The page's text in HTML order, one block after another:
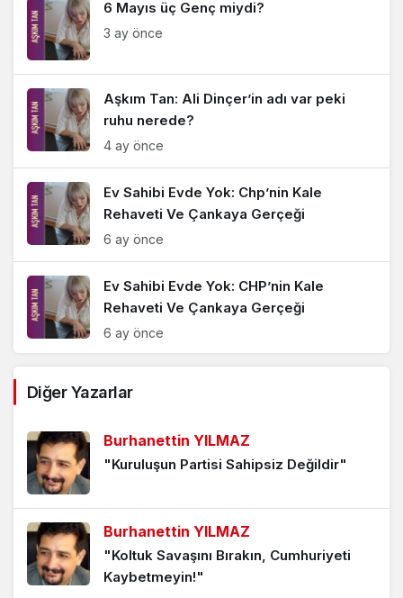
6 Mayıs üç Genç miydi?
3 ay önce
Aşkım Tan: Ali Dinçer’in adı var peki
ruhu nerede?
4 ay önce
Ev Sahibi Evde Yok: Chp’nin Kale
Rehaveti Ve Çankaya Gerçeği
6 ay önce
Ev Sahibi Evde Yok: CHP’nin Kale
Rehaveti Ve Çankaya Gerçeği
6 ay önce
Sandık Küçülürken, Rejim Derinleşiyor
G20’den Cibuti Ligine: Yolsuzluk Değil,
Kurumlar Çöktü
Diğer Yazarlar
Burhanettin YILMAZ
"Kuruluşun Partisi Sahipsiz Değildir"
Burhanettin YILMAZ
"Koltuk Savaşını Bırakın, Cumhuriyeti
Kaybetmeyin!"